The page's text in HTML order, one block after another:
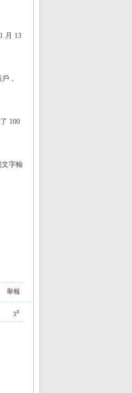
月 13
，
100
文字輸
舉報
3#